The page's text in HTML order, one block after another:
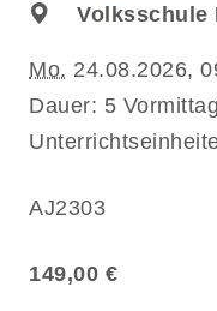
Volksschule
Mo. 24.08.2026,
Dauer: 5
AJ2303
149,00 €